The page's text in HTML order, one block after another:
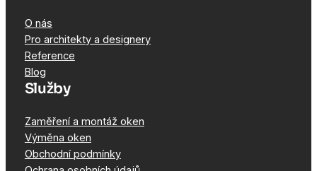
O nás
Pro architekty a designery
Reference
Blog
Služby
Zaměření a montáž oken
Výměna oken
Obchodní podmínky